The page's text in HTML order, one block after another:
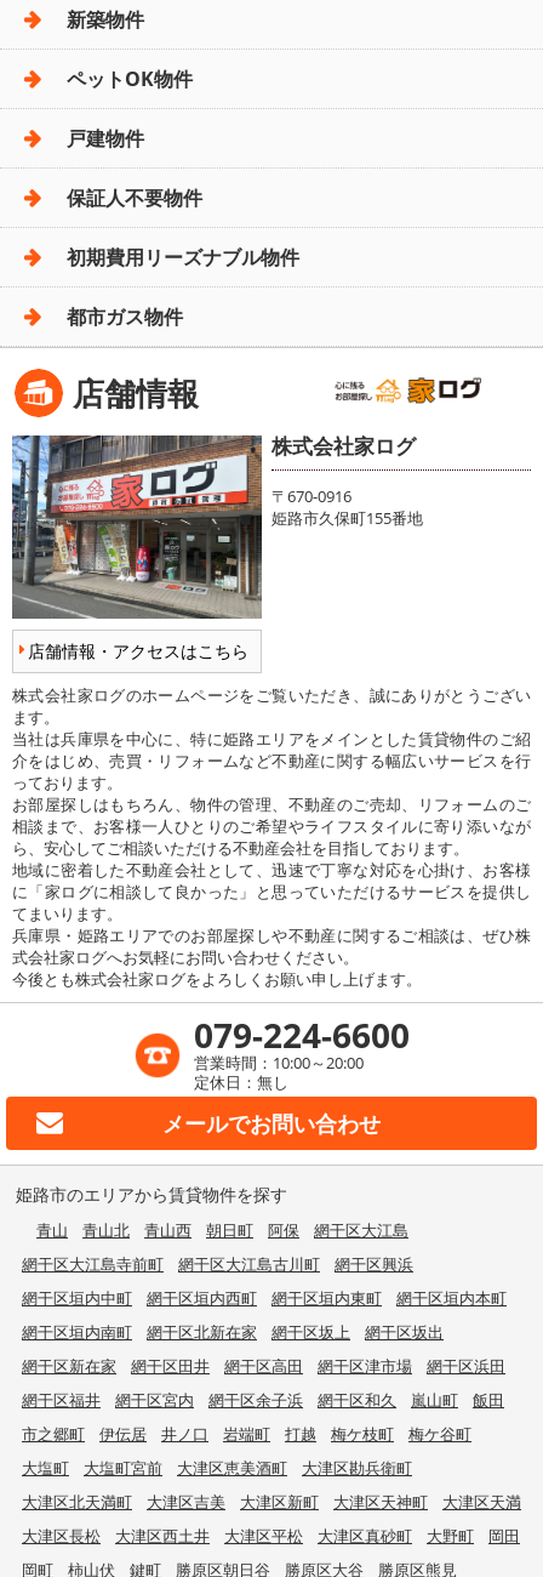
新築物件
ペットOK物件
戸建物件
保証人不要物件
初期費用リーズナブル物件
都市ガス物件
店舗情報
店舗情報・アクセスはこちら
株式会社家ログ
〒670-0916
姫路市久保町155番地
株式会社家ログのホームページをご覧いただき、誠にありがとうござい
ます。
当社は兵庫県を中心に、特に姫路エリアをメインとした賃貸物件のご紹
介をはじめ、売買・リフォームなど不動産に関する幅広いサービスを行
っております。
お部屋探しはもちろん、物件の管理、不動産のご売却、リフォームのご
相談まで、お客様一人ひとりのご希望やライフスタイルに寄り添いなが
ら、安心してご相談いただける不動産会社を目指しております。
地域に密着した不動産会社として、迅速で丁寧な対応を心掛け、お客様
に「家ログに相談して良かった」と思っていただけるサービスを提供し
てまいります。
兵庫県・姫路エリアでのお部屋探しや不動産に関するご相談は、ぜひ株
式会社家ログへお気軽にお問い合わせください。
今後とも株式会社家ログをよろしくお願い申し上げます。
079-224-6600
営業時間：10:00～20:00
定休日：無し
メールでお問い合わせ
姫路市のエリアから賃貸物件を探す
青山 青山北 青山西 朝日町 阿保
網干区大江島
網干区大江島寺前町
網干区大江島古川町
網干区興浜
網干区垣内中町
網干区垣内西町 網干区垣内東町
網干区垣内本町
網干区垣内南町
網干区北新在家 網干区坂上
網干区坂出
網干区新在家
網干区田井 網干区高田 網干区津市場
網干区浜田
網干区福井
網干区宮内 網干区余子浜 網干区和久 嵐山町
飯田
市之郷町
伊伝居 井ノ口 岩端町 打越 梅ケ枝町
梅ケ谷町
大塩町
大塩町宮前 大津区恵美酒町
大津区勘兵衛町
大津区北天満町
大津区吉美 大津区新町 大津区天神町
大津区天満
大津区長松
大津区西土井 大津区平松 大津区真砂町 大野町
岡田
岡町
柿山伏 鍵町 勝原区朝日谷 勝原区大谷
勝原区熊見